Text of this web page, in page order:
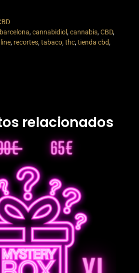
barcelona,cannabidiol,cannabis,CBD,
, recortes,tabaco,thc,tienda cbd,
relacionados